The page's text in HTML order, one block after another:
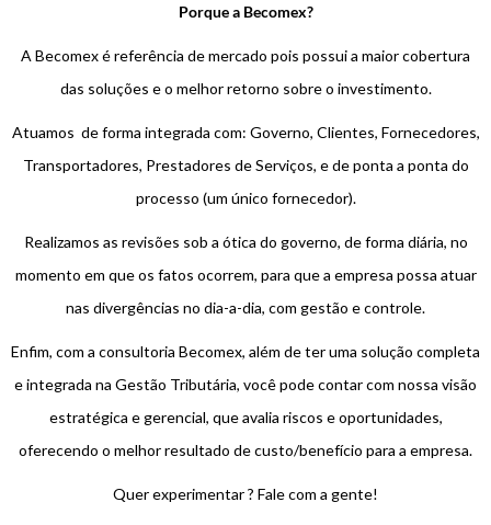
Porque a Becomex?
A Becomex é referência de mercado pois possui a maior cobertura
das soluções e o melhor retorno sobre o investimento.
Atuamos de forma integrada com: Governo, Clientes, Fornecedores,
Transportadores, Prestadores de Serviços, e de ponta a ponta do
processo (um único fornecedor).
Realizamos as revisões sob a ótica do governo, de forma diária, no
momento em que os fatos ocorrem, para que a empresa possa atuar
nas divergências no dia-a-dia, com gestão e controle.
Enfim, com a consultoria Becomex, além de ter uma solução completa
e integrada na Gestão Tributária, você pode contar com nossa visão
estratégica e gerencial, que avalia riscos e oportunidades,
oferecendo o melhor resultado de custo/benefício para a empresa.
Quer experimentar ? Fale com a gente!